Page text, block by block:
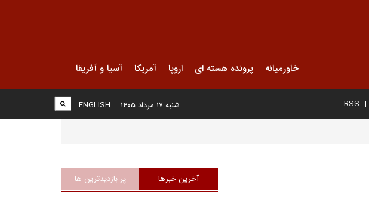
خاورمیانه پرونده هسته ای اروپا آمریکا آسیا و آفریقا
RSS
ENGLISH شنبه ۱۷ مرداد ۱۴۰۵
آخرین خبرها پر بازدیدترین ها